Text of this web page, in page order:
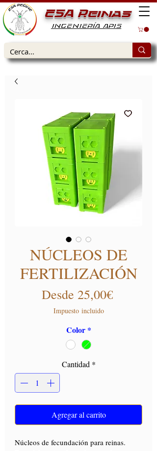
ESA Reinas
INGENIERÍA APIS
NÚCLEOS DE
FERTILIZACIÓN
Desde 25,00€Precio
Impuesto incluido
Color *
Cantidad *
Agregar al carrito
Núcleos de fecundación para reinas.